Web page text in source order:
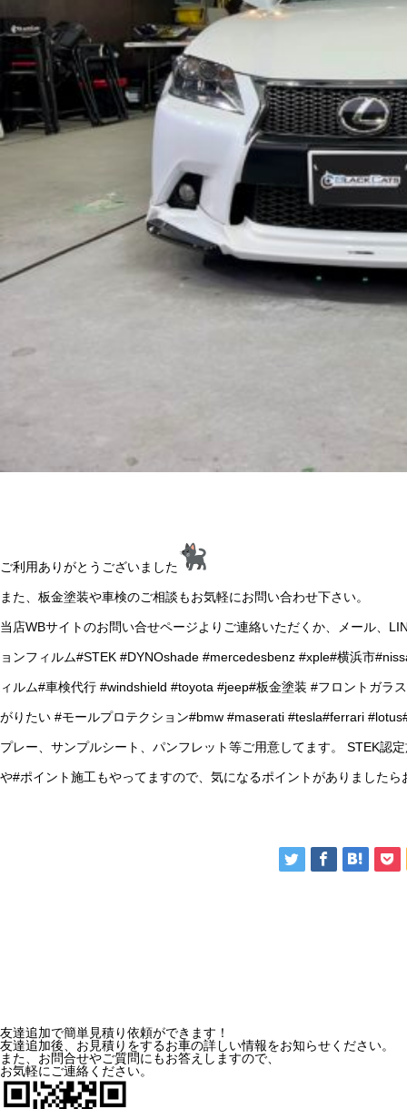
ご利用ありがとうございました
また、板金塗装や車検のご相談もお気軽にお問い合わせ下さい。
当店WBサイトのお問い合せページよりご連絡いただくか、メール、
ョンフィルム#STEK #DYNOshade #mercedesbenz #xple#横浜市
ィルム#車検代行 #windshield #toyota #jeep#板金塗装 #フロントガラ
がりたい #モールプロテクション#bmw #maserati #tesla#ferrari
プレー、サンプルシート、パンフレット等ご用意してます。 STEK認
や#ポイント施工もやってますので、気になるポイントがありました
友達追加で簡単見積り依頼ができます！
友達追加後、お見積りをするお車の詳しい情報をお知らせください。
また、お問合せやご質問にもお答えしますので、
お気軽にご連絡ください。